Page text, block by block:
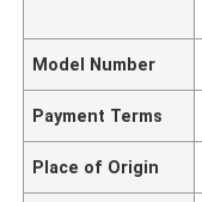
Model Number
Payment Terms
Place of Origin